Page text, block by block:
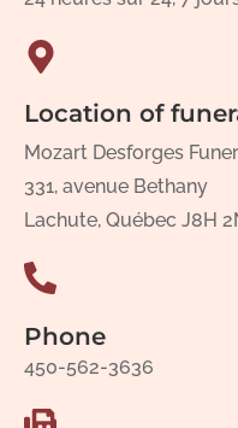
Location of
Mozart Desforges
331, avenue Bethany
Lachute, Québec J8H
Phone
450-562-3636